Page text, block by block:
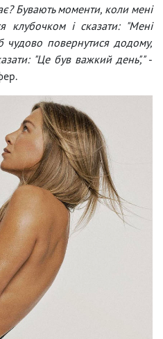
Бувають моменти, коли мені
клубочком і сказати: "Мені
чудово повернутися додому,
"Це був важкий день"," -